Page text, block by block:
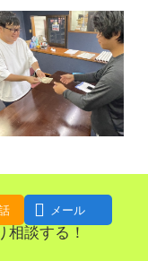
 メール
相談する！